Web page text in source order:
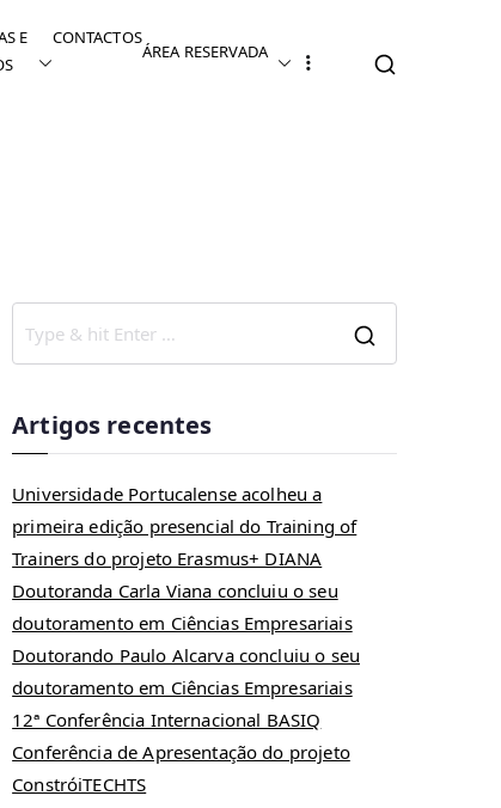
E
CONTACTOS
ÁREA RESERVADA
Artigos recentes
Universidade Portucalense acolheu a
primeira edição presencial do Training of
Trainers do projeto Erasmus+ DIANA
Doutoranda Carla Viana concluiu o seu
doutoramento em Ciências Empresariais
Doutorando Paulo Alcarva concluiu o seu
doutoramento em Ciências Empresariais
12ª Conferência Internacional BASIQ
Conferência de Apresentação do projeto
ConstróiTECHTS